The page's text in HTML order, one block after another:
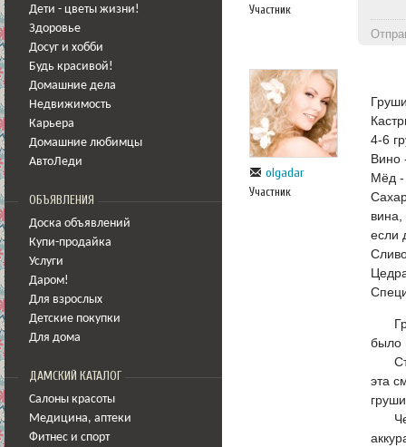
Дети - цветы жизни!
Здоровье
Досуг и хобби
Будь красивой!
Домашние дела
Недвижимость
Карьера
Домашние любимцы
АвтоЛеди
ОБЪЯВЛЕНИЯ
Доска объявлений
Купи-продайка
Услуги
Даром!
Для взрослых
Детские покупки
Для дома
ДАМСКИЙ КАТАЛОГ
Салоны красоты
Медицина, аптеки
Фитнес и спорт
Участник
olgadar
Участник
4-6
Вино
Мёд -
вина,
если
было
эта